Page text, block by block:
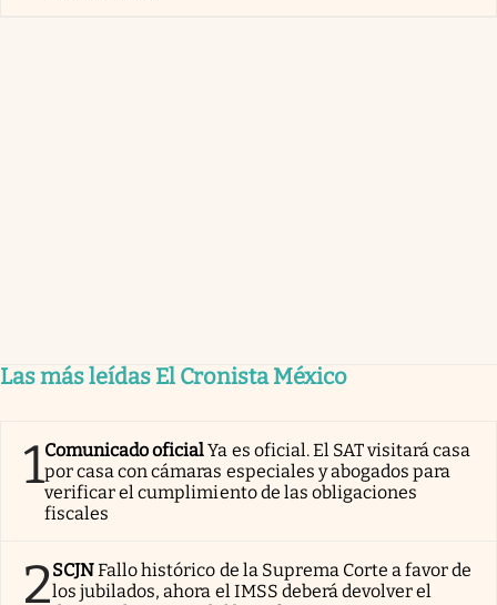
Las más leídas El Cronista México
1Comunicado oficialYa es oficial. El SAT visitará casa
por casa con cámaras especiales y abogados para
verificar el cumplimiento de las obligaciones
fiscales
2SCJNFallo histórico de la Suprema Corte a favor de
los jubilados, ahora el IMSS deberá devolver el